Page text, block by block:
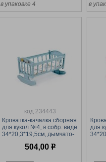
в упаковке 4 в
код 234443
Кроватка-качалка сборная
для кукол №4, в собр. виде
34*20,3*19,5см, дымчато-
постельно белья (24033) в
504,00 р
для